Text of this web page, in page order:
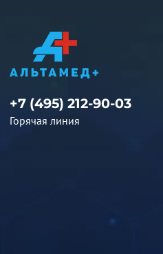
+7 (495) 212-90-03
Горячая линия